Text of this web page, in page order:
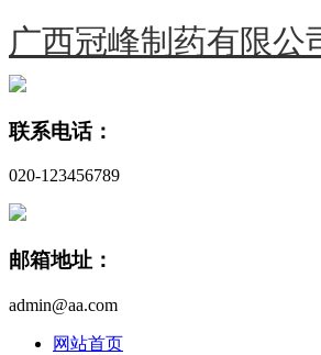
广西冠峰制药有限公
联系电话：
020-123456789
邮箱地址：
admin@aa.com
网站首页